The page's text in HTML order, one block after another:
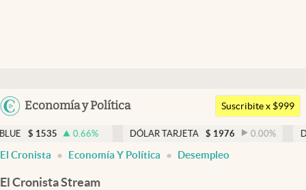
Argentina
Economía y Política
Members
Economía y Política
Finanzas y Mercados
Mercados Online
Suscribite x $999
0.66% DÓLAR TARJETA $ 1976 0.00% DÓLAR MEP
El Cronista Economía Y Política Desempleo
El Cronista Stream